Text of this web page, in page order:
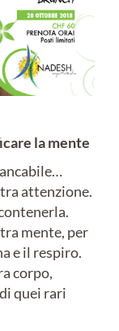
la mente
attenzione.
mente, per
e il respiro.
corpo,
quei rari